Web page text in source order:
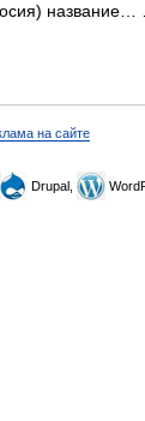
на сайте
Drupal,